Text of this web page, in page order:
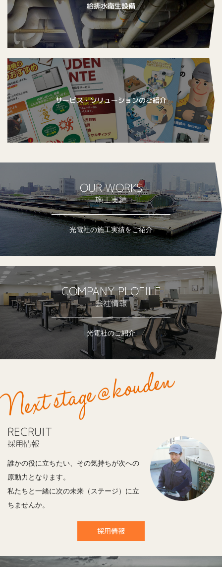
給排水衛生設備
サービス・ソリューションのご紹介
OUR WORKS
施工実績
光電社の施工実績をご紹介
COMPANY PLOFILE
会社情報
光電社のご紹介
RECRUIT
採用情報
誰かの役に立ちたい、その気持ちが次への
原動力となります。
私たちと一緒に次の未来（ステージ）に立
ちませんか。
採用情報